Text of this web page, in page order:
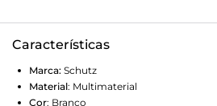
Características
Marca: Schutz
Material: Multimaterial
Cor: Branco